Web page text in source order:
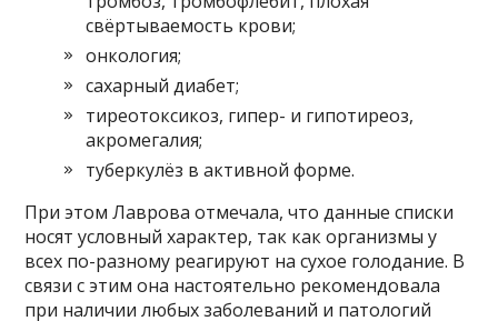
свёртываемость крови;
онкология;
сахарный диабет;
тиреотоксикоз, гипер- и гипотиреоз,
акромегалия;
туберкулёз в активной форме.
При этом Лаврова отмечала, что данные списки
носят условный характер, так как организмы у
всех по-разному реагируют на сухое голодание. В
связи с этим она настоятельно рекомендовала
при наличии любых заболеваний и патологий